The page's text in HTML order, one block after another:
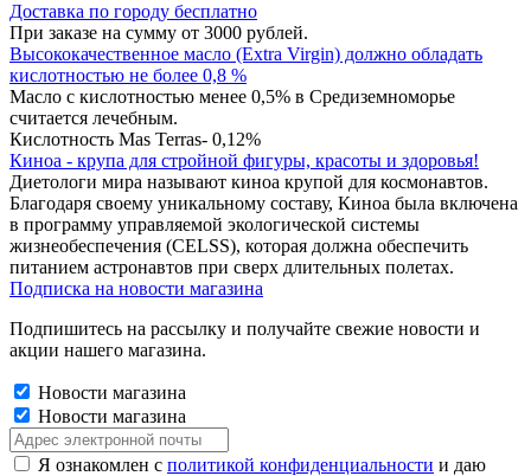
Доставка по городу бесплатно
При заказе на сумму от 3000 рублей.
Высококачественное масло (Extra Virgin) должно обладать
кислотностью не более 0,8 %
Масло с кислотностью менее 0,5% в Средиземноморье
считается лечебным.
Кислотность Mas Terras- 0,12%
Киноа - крупа для стройной фигуры, красоты и здоровья!
Диетологи мира называют киноа крупой для космонавтов.
Благодаря своему уникальному составу, Киноа была включена
в программу управляемой экологической системы
жизнеобеспечения (CELSS), которая должна обеспечить
питанием астронавтов при сверх длительных полетах.
Подписка на новости магазина
Подпишитесь на рассылку и получайте свежие новости и
акции нашего магазина.
Новости магазина
Новости магазина
Я ознакомлен с политикой конфиденциальности и даю